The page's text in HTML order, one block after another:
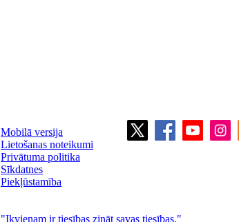
Mobilā versija
Lietošanas noteikumi
Privātuma politika
Sīkdatnes
Piekļūstamība
"Ikvienam ir tiesības zināt savas tiesības."